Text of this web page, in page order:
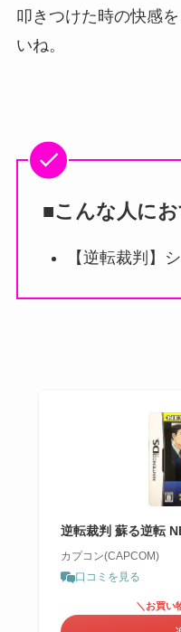
叩きつけた時の快感
いね。
■こんな人に
【逆転裁判】
逆転裁判 蘇る逆転
カプコン(CAPCOM)
口コミを見る
＼お買い